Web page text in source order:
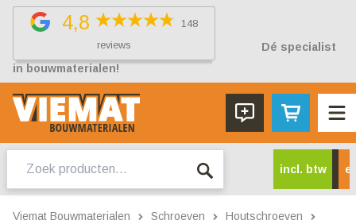
4,8
148
reviews
Dé specialist
in bouwmaterialen!
naar:
incl. btw
Viemat Bouwmaterialen Schroeven
Houtschroeven